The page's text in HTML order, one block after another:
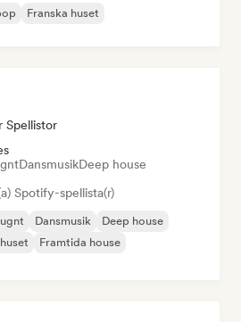
Franska huset
Spellistor
DansmusikDeep house
Spotify-spellista(r)
Dansmusik
Deep house
Framtida house